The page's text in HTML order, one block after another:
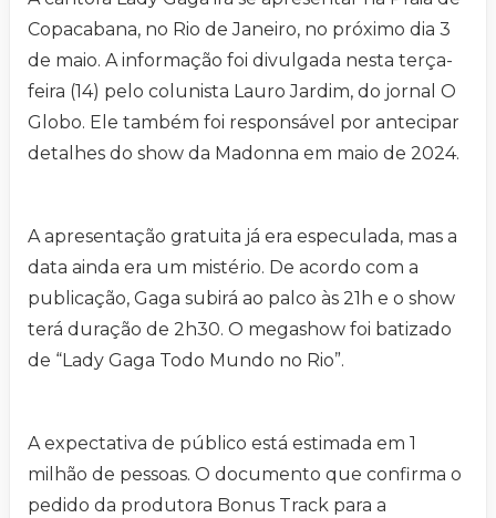
Copacabana, no Rio de Janeiro, no próximo dia 3
de maio. A informação foi divulgada nesta terça-
feira (14) pelo colunista Lauro Jardim, do jornal O
Globo. Ele também foi responsável por antecipar
detalhes do show da Madonna em maio de 2024.
A apresentação gratuita já era especulada, mas a
data ainda era um mistério. De acordo com a
publicação, Gaga subirá ao palco às 21h e o show
terá duração de 2h30. O megashow foi batizado
de “Lady Gaga Todo Mundo no Rio”.
A expectativa de público está estimada em 1
milhão de pessoas. O documento que confirma o
pedido da produtora Bonus Track para a